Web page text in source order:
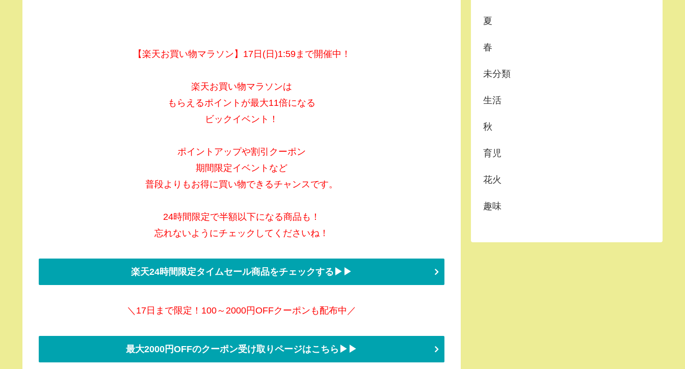
【楽天お買い物マラソン】17日(日)1:59まで開催中！
楽天お買い物マラソンは
もらえるポイントが最大11倍になる
ビックイベント！
ポイントアップや割引クーポン
期間限定イベントなど
普段よりもお得に買い物できるチャンスです。
24時間限定で半額以下になる商品も！
忘れないようにチェックしてくださいね！
楽天24時間限定タイムセール商品をチェックする▶▶
＼17日まで限定！100～2000円OFFクーポンも配布中／
最大2000円OFFのクーポン受け取りページはこちら▶▶
夏
春
未分類
生活
秋
育児
花火
趣味